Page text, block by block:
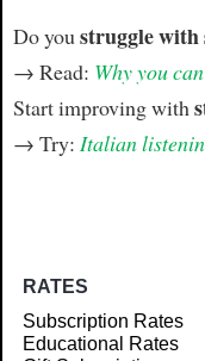
Do you struggle
→ Read: Why you
Start improving with
→ Try: Italian
RATES
Subscription Rates
Educational Rates